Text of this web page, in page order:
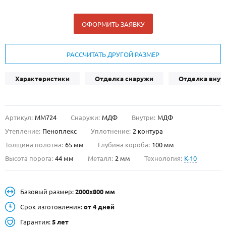
О НАС
Металлические двери от производителя с доставкой и установкой в
Москве и МО
НАЙТИ:
ОФОРМИТЬ ЗАЯВКУ
РАССЧИТАТЬ ДРУГОЙ РАЗМЕР
Характеристики Отделка снаружи Отделка
Артикул: ММ724 Снаружи: МДФ Внутри: МДФ
Утепление: Пеноплекс Уплотнение: 2 контура
Толщина полотна: 65 мм Глубина короба: 100 мм
Высота порога: 44 мм Металл: 2 мм Технология: K-10
Базовый размер: 2000х800 мм
Срок изготовления: от 4 дней
Гарантия: 5 лет